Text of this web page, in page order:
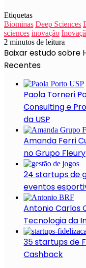
Etiquetas
Biominas Deep Sciences
sciences inovação
2 minutos de leitura
Baixar estudo sobre
Recentes
Paola Torneri
Consulting e
da USP
Amanda Ferri
no Grupo Fleury
24 startups de
eventos
Antonio Carlos
Tecnologia da
35 startups de
Cashback